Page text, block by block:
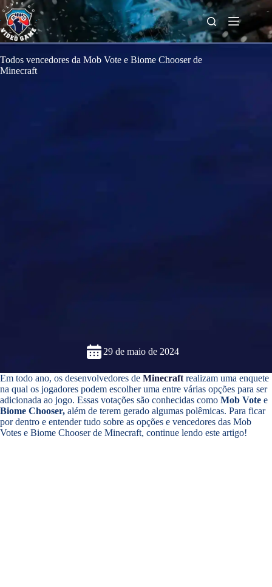
k
i
p
o
c
Todos vencedores da Mob Vote e Biome Chooser de
Minecraft
29 de maio de 2024
Em todo ano, os desenvolvedores de Minecraft realizam uma enquete
na qual os jogadores podem escolher uma entre várias opções para ser
adicionada ao jogo. Essas votações são conhecidas como Mob Vote e
Biome Chooser, além de terem gerado algumas polêmicas. Para ficar
por dentro e entender tudo sobre as opções e vencedores das Mob
Votes e Biome Chooser de Minecraft, continue lendo este artigo!